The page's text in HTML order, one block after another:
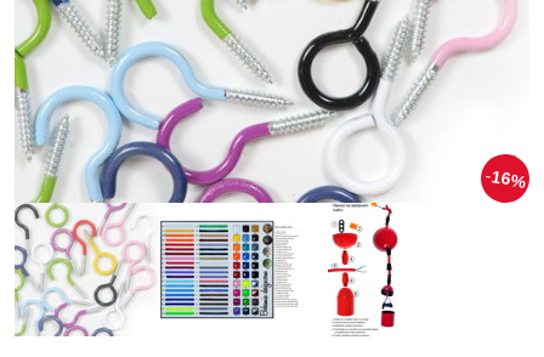
16%